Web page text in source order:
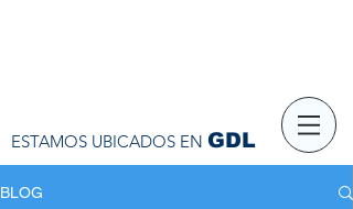
ESTAMOS UBICADOS EN GDL
BLOG